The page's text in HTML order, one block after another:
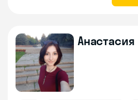
Анастасия